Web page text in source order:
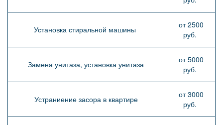
Установка стиральной машины
от 2500
руб.
Замена унитаза, установка унитаза
от 5000
руб.
Устраниение засора в квартире
от 3000
руб.